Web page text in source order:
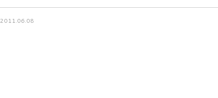
2011.06.08